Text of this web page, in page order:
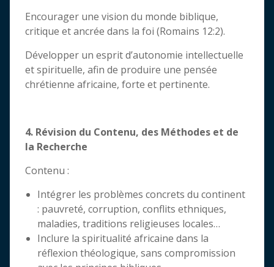
Encourager une vision du monde biblique,
critique et ancrée dans la foi (Romains 12:2).
Développer un esprit d’autonomie intellectuelle
et spirituelle, afin de produire une pensée
chrétienne africaine, forte et pertinente.
4. Révision du Contenu, des Méthodes et de
la Recherche
Contenu :
Intégrer les problèmes concrets du continent
: pauvreté, corruption, conflits ethniques,
maladies, traditions religieuses locales…
Inclure la spiritualité africaine dans la
réflexion théologique, sans compromission